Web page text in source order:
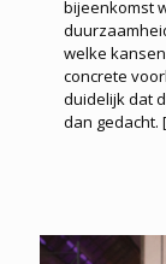
bijeenkomst
welke
concrete
duidelijk dat
dan gedacht.